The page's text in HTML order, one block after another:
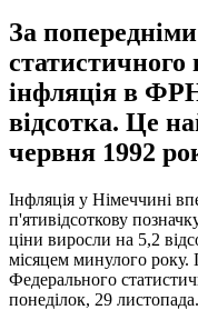
За
статистичного
інфляція в
відсотка. Це
червня 1992
Інфляція у Німеччині
п'ятивідсоткову
ціни виросли на 5,2
місяцем минулого року.
Федерального
понеділок, 29 листопада.